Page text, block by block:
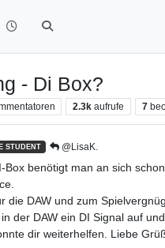
- Di Box?
2.3k aufrufe 7
STUDENT @LisaK.
Box benötigt man an sich
die DAW und zum
der DAW ein DI Signal auf
dir weiterhelfen. Liebe